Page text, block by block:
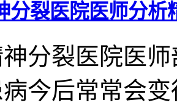
分裂医院医师分析
分裂医院医
今后常常会